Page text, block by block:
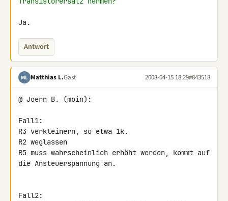
Ja.
Antwort
ML Matthias L.Gast 2008-04-15 18:29#843518
@ Joern B. (moin):
Fall1:
R3 verkleinern, so etwa 1k.
R2 weglassen
R5 muss wahrscheinlich erhöht werden, kommt auf
die Ansteuerspannung an.
Fall2: